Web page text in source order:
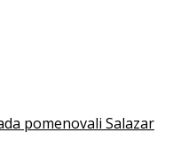
pomenovali Salazar